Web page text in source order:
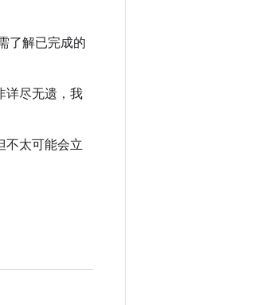
了解已完成的
详尽无遗，我
不太可能会立